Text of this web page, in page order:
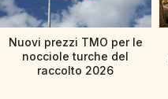
Nuovi prezzi TMO per le
nocciole turche del
raccolto 2026